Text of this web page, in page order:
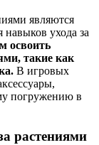
являются
ухода за
освоить
такие как
В игровых
погружению в
растениями